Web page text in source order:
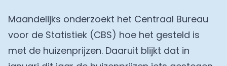
Maandelijks onderzoekt het Centraal Bureau
voor de Statistiek (CBS) hoe het gesteld is
met de huizenprijzen. Daaruit blijkt dat in